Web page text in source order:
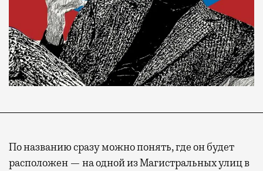
По названию сразу можно понять, где он будет
расположен — на одной из Магистральных улиц в